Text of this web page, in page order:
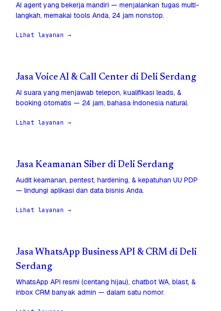
AI agent yang bekerja mandiri — menjalankan tugas multi-
langkah, memakai tools Anda, 24 jam nonstop.
Lihat layanan →
Jasa Voice AI & Call Center di Deli Serdang
AI suara yang menjawab telepon, kualifikasi leads, &
booking otomatis — 24 jam, bahasa Indonesia natural.
Lihat layanan →
Jasa Keamanan Siber di Deli Serdang
Audit keamanan, pentest, hardening, & kepatuhan UU PDP
— lindungi aplikasi dan data bisnis Anda.
Lihat layanan →
Jasa WhatsApp Business API & CRM di Deli
Serdang
WhatsApp API resmi (centang hijau), chatbot WA, blast, &
inbox CRM banyak admin — dalam satu nomor.